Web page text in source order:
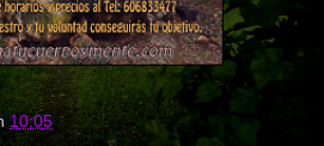
10:05